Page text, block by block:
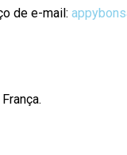
de e-mail: